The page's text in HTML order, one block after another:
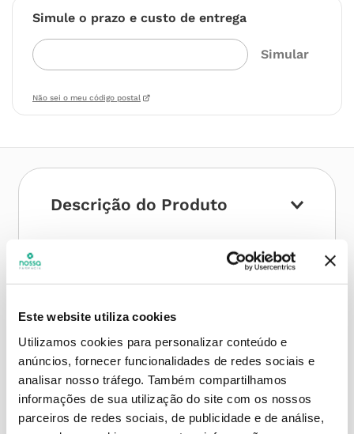
Este website utiliza cookies
Utilizamos cookies para personalizar conteúdo e
anúncios, fornecer funcionalidades de redes sociais e
analisar nosso tráfego. Também compartilhamos
informações de sua utilização do site com os nossos
parceiros de redes sociais, de publicidade e de análise,
Simule o prazo e custo de entrega
Não sei o meu código postal
Descrição do Produto
Contra-indicações
Informações técnicas